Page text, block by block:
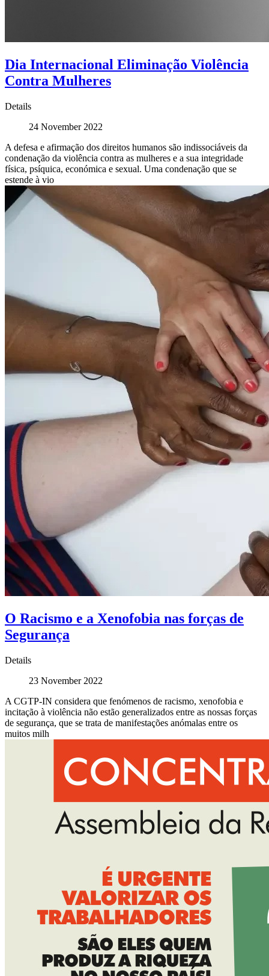
Dia Internacional Eliminação Violência
Contra Mulheres
Details
24 November 2022
A defesa e afirmação dos direitos humanos são indissociáveis da
condenação da violência contra as mulheres e a sua integridade
física, psíquica, económica e sexual. Uma condenação que se
estende à vio
O Racismo e a Xenofobia nas forças de
Segurança
Details
23 November 2022
A CGTP-IN considera que fenómenos de racismo, xenofobia e
incitação à violência não estão generalizados entre as nossas forças
de segurança, que se trata de manifestações anómalas entre os
muitos milh